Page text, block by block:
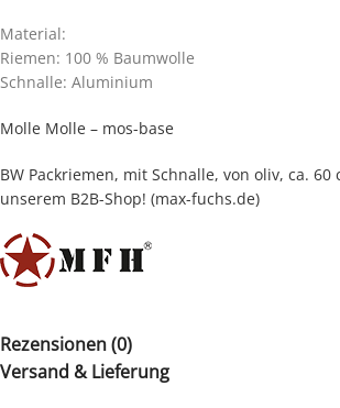
Material:
Riemen: 100 % Baumwolle
Schnalle: Aluminium
Molle Molle – mos-base
BW Packriemen, mit Schnalle, von oliv, ca.
unserem B2B-Shop! (max-fuchs.de)
Rezensionen (0)
Versand & Lieferung